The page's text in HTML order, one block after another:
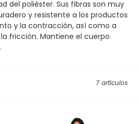
del poliéster. Sus fibras son muy
y resistente a los productos
y la contracción, así como a
fricción. Mantiene el cuerpo
7 artículos